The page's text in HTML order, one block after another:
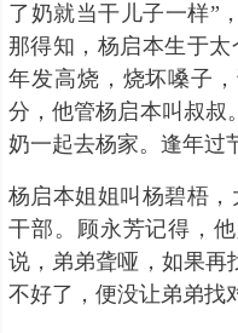
了奶就当干儿子一样”
那得知，杨启本生于
年发高烧，烧坏嗓子
分，他管杨启本叫叔叔
奶一起去杨家。逢年过
杨启本姐姐叫杨碧梧
干部。顾永芳记得，
说，弟弟聋哑，如果再
不好了，便没让弟弟找